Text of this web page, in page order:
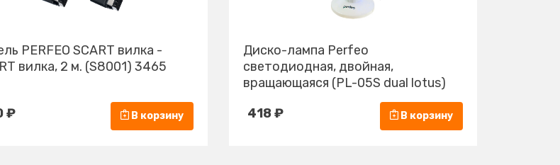
PERFEO SCART вилка -
вилка, 2 м. (S8001) 3465
₽ В корзину
Диско-лампа Perfeo
светодиодная, двойная,
вращающаяся (PL-05S dual lotus)
418 ₽
В корзину